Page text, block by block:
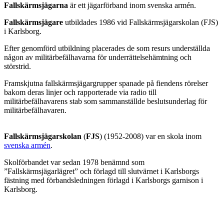
Fallskärmsjägarna är ett jägarförband inom svenska armén.
Fallskärmsjägare utbildades 1986 vid Fallskärmsjägarskolan (FJS)
i Karlsborg.
Efter genomförd utbildning placerades de som resurs underställda
någon av militärbefälhavarna för underrättelsehämtning och
störstrid.
Framskjutna fallskärmsjägargrupper spanade på fiendens rörelser
bakom deras linjer och rapporterade via radio till
militärbefälhavarens stab som sammanställde beslutsunderlag för
militärbefälhavaren.
Fallskärmsjägarskolan (FJS) (1952-2008) var en skola inom
svenska armén.
Skolförbandet var sedan 1978 benämnd som
”Fallskärmsjägarlägret” och förlagd till slutvärnet i Karlsborgs
fästning med förbandsledningen förlagd i Karlsborgs garnison i
Karlsborg.